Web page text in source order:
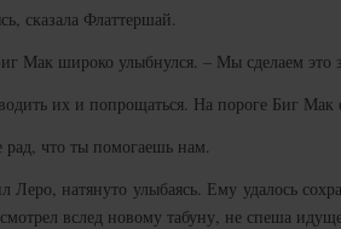
сказала Флаттершай.
Мак широко улыбнулся. – Мы сделаем это
их и попрощаться. На пороге Биг Мак
что ты помогаешь нам.
Леро, натянуто улыбаясь. Ему удалось
вслед новому табуну, не спеша